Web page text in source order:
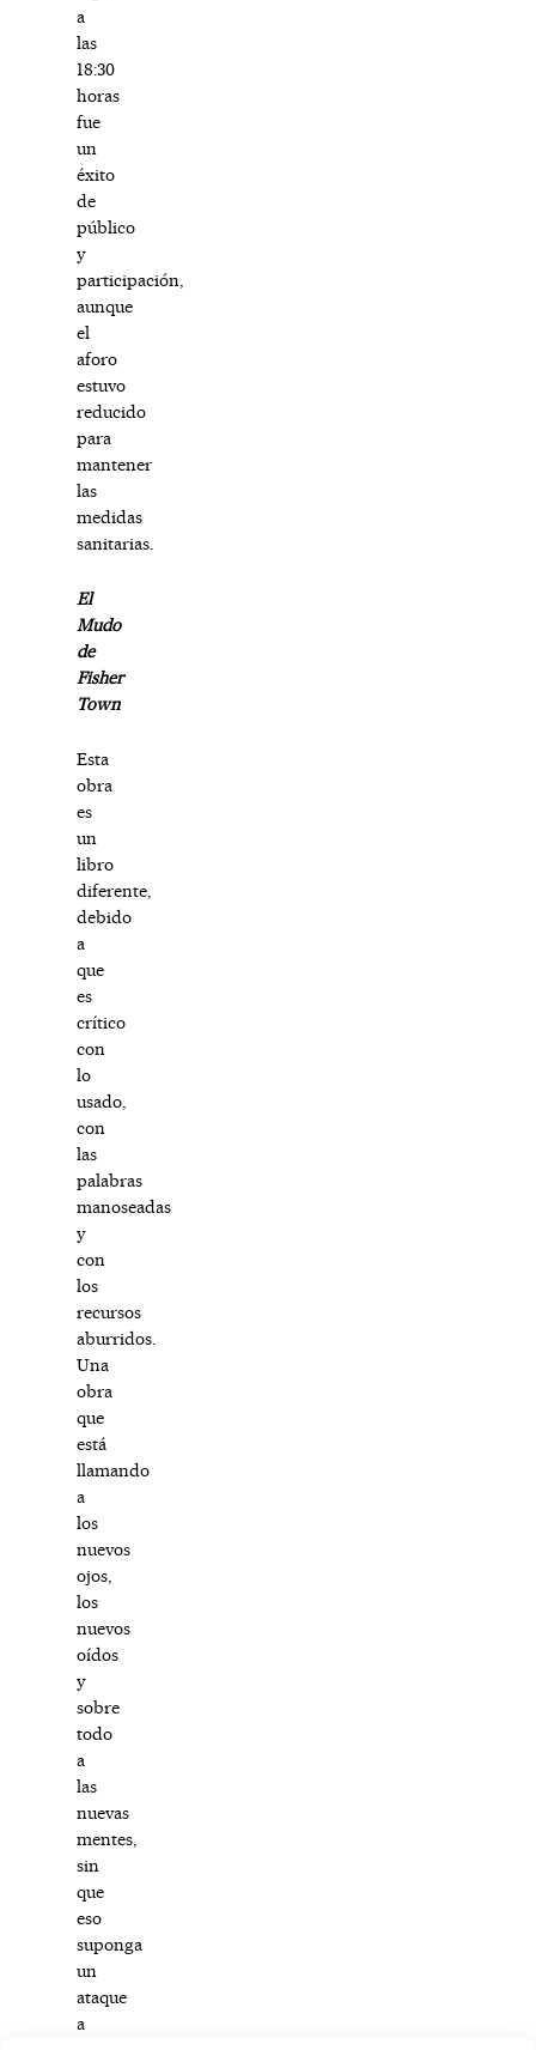
a
las
18:30
horas
fue
un
éxito
de
público
y
participación,
aunque
el
aforo
estuvo
reducido
para
mantener
las
medidas
sanitarias.
El
Mudo
de
Fisher
Town
Esta
obra
es
un
libro
diferente,
debido
a
que
es
crítico
con
lo
usado,
con
las
palabras
manoseadas
y
con
los
recursos
aburridos.
Una
obra
que
está
llamando
a
los
nuevos
ojos,
los
nuevos
oídos
y
sobre
todo
a
las
nuevas
mentes,
sin
que
eso
suponga
un
ataque
a